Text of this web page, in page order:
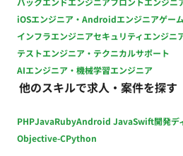
iOSエンジニア・Androidエンジニアゲー
インフラエンジニアセキュリティエンジニ
テストエンジニア・テクニカルサポート
AIエンジニア・機械学習エンジニア
他のスキルで求人・案件を探す
PHPJavaRubyAndroid JavaSwift開発デ
Objective-CPython